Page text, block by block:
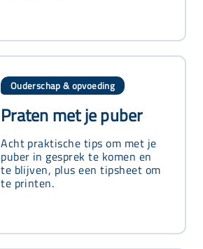
Ouderschap & opvoeding
Praten met je puber
Acht praktische tips om met je
puber in gesprek te komen en
te blijven, plus een tipsheet om
te printen.